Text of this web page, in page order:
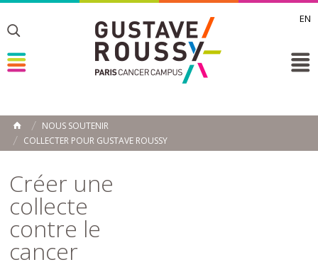
EN
Toggle
Toggle
Toggle
ACCUEIL
NOUS SOUTENIR
COLLECTER POUR GUSTAVE ROUSSY
Créer une
collecte
contre le
cancer